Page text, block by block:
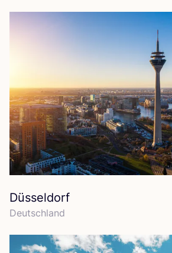
Düsseldorf
Deutsch­land